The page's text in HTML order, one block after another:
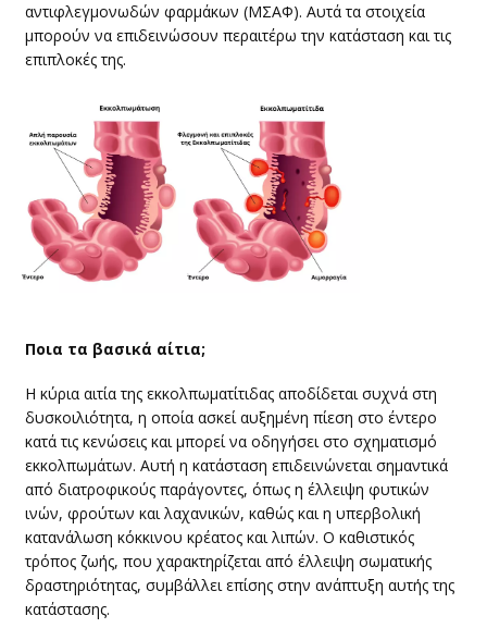
αντιφλεγμονωδών φαρμάκων (ΜΣΑΦ). Αυτά τα στοιχεία
μπορούν να επιδεινώσουν περαιτέρω την κατάσταση και τις
επιπλοκές της.
​Ποια τα βασικά αίτια;
​Η κύρια αιτία της εκκολπωματίτιδας αποδίδεται συχνά στη
δυσκοιλιότητα, η οποία ασκεί αυξημένη πίεση στο έντερο
κατά τις κενώσεις και μπορεί να οδηγήσει στο σχηματισμό
εκκολπωμάτων. Αυτή η κατάσταση επιδεινώνεται σημαντικά
από διατροφικούς παράγοντες, όπως η έλλειψη φυτικών
ινών, φρούτων και λαχανικών, καθώς και η υπερβολική
κατανάλωση κόκκινου κρέατος και λιπών. Ο καθιστικός
τρόπος ζωής, που χαρακτηρίζεται από έλλειψη σωματικής
δραστηριότητας, συμβάλλει επίσης στην ανάπτυξη αυτής της
κατάστασης.